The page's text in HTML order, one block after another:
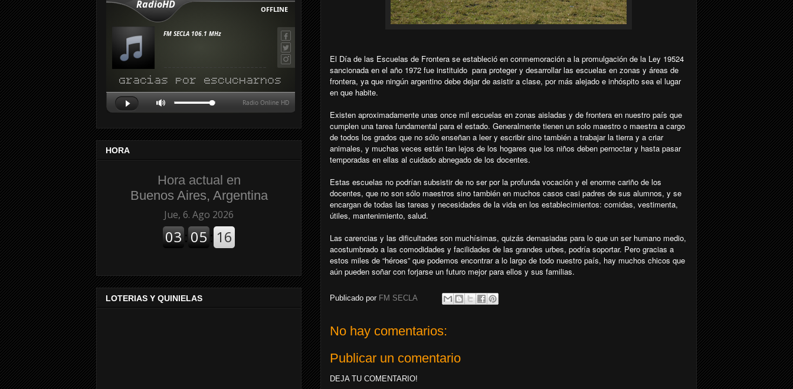
El Día de las Escuelas de Frontera se estableció en conmemoración a la promulgación de la Ley 19524
sancionada en el año 1972 fue instituido para proteger y desarrollar las escuelas en zonas y áreas de
frontera, ya que ningún argentino debe dejar de asistir a clase, por más alejado e inhóspito sea el lugar
en que habite.
Existen aproximadamente unas once mil escuelas en zonas aisladas y de frontera en nuestro país que
cumplen una tarea fundamental para el estado. Generalmente tienen un solo maestro o maestra a cargo
de todos los grados que no sólo enseñan a leer y escribir sino también a trabajar la tierra y a criar
animales, y muchas veces están tan lejos de los hogares que los niños deben pernoctar y hasta pasar
temporadas en ellas al cuidado abnegado de los docentes.
Estas escuelas no podrían subsistir de no ser por la profunda vocación y el enorme cariño de los
docentes, que no son sólo maestros sino también en muchos casos casi padres de sus alumnos, y se
encargan de todas las tareas y necesidades de la vida en los establecimientos: comidas, vestimenta,
útiles, mantenimiento, salud.
Las carencias y las dificultades son muchísimas, quizás demasiadas para lo que un ser humano medio,
acostumbrado a las comodidades y facilidades de las grandes urbes, podría soportar. Pero gracias a
estos miles de “héroes” que podemos encontrar a lo largo de todo nuestro país, hay muchos chicos que
aún pueden soñar con forjarse un futuro mejor para ellos y sus familias.
Publicado por FM SECLA
No hay comentarios:
Publicar un comentario
DEJA TU COMENTARIO!
HORA
Hora actual en
Buenos Aires, Argentina
LOTERIAS Y QUINIELAS